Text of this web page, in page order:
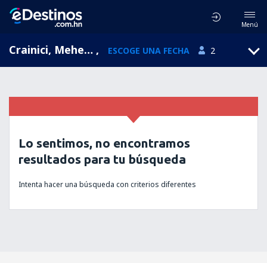
Menú
Crainici, Mehedinti, Rumania , ESCOGE UNA FECHA 2
Lo sentimos, no encontramos
resultados para tu búsqueda
Intenta hacer una búsqueda con criterios diferentes